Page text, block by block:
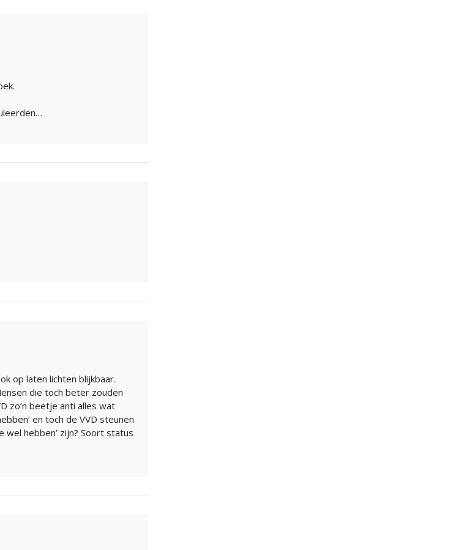
op laten lichten blijkbaar.
die toch beter zouden
zo’n beetje anti alles wat
en toch de VVD steunen
wel hebben’ zijn? Soort status